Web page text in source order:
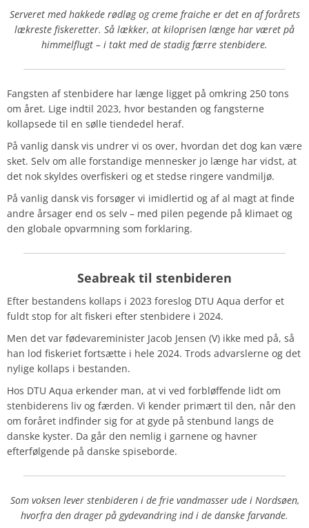
Serveret med hakkede rødløg og creme fraiche er det en af forårets
lækreste fiskeretter. Så lækker, at kiloprisen længe har været på
himmelflugt – i takt med de stadig færre stenbidere.
Fangsten af stenbidere har længe ligget på omkring 250 tons
om året. Lige indtil 2023, hvor bestanden og fangsterne
kollapsede til en sølle tiendedel heraf.
På vanlig dansk vis undrer vi os over, hvordan det dog kan være
sket. Selv om alle forstandige mennesker jo længe har vidst, at
det nok skyldes overfiskeri og et stedse ringere vandmiljø.
På vanlig dansk vis forsøger vi imidlertid og af al magt at finde
andre årsager end os selv – med pilen pegende på klimaet og
den globale opvarmning som forklaring.
Seabreak til stenbideren
Efter bestandens kollaps i 2023 foreslog DTU Aqua derfor et
fuldt stop for alt fiskeri efter stenbidere i 2024.
Men det var fødevareminister Jacob Jensen (V) ikke med på, så
han lod fiskeriet fortsætte i hele 2024. Trods advarslerne og det
nylige kollaps i bestanden.
Hos DTU Aqua erkender man, at vi ved forbløffende lidt om
stenbiderens liv og færden. Vi kender primært til den, når den
om foråret indfinder sig for at gyde på stenbund langs de
danske kyster. Da går den nemlig i garnene og havner
efterfølgende på danske spiseborde.
Som voksen lever stenbideren i de frie vandmasser ude i Nordsøen,
hvorfra den drager på gydevandring ind i de danske farvande.